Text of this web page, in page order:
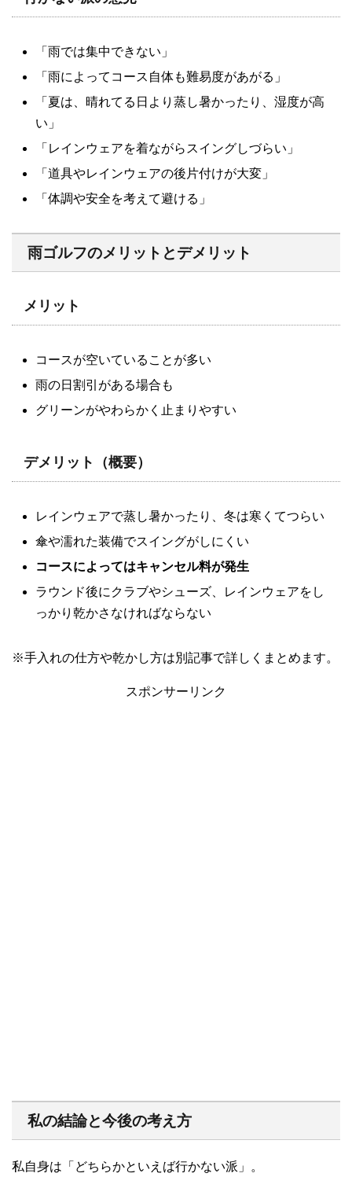
「雨では集中できない」
「雨によってコース自体も難易度があがる」
「夏は、晴れてる日より蒸し暑かったり、湿度が高
い」
「レインウェアを着ながらスイングしづらい」
「道具やレインウェアの後片付けが大変」
「体調や安全を考えて避ける」
雨ゴルフのメリットとデメリット
メリット
コースが空いていることが多い
雨の日割引がある場合も
グリーンがやわらかく止まりやすい
デメリット（概要）
レインウェアで蒸し暑かったり、冬は寒くてつらい
傘や濡れた装備でスイングがしにくい
コースによってはキャンセル料が発生
ラウンド後にクラブやシューズ、レインウェアをし
っかり乾かさなければならない
※手入れの仕方や乾かし方は別記事で詳しくまとめます。
スポンサーリンク
私の結論と今後の考え方
私自身は「どちらかといえば行かない派」。